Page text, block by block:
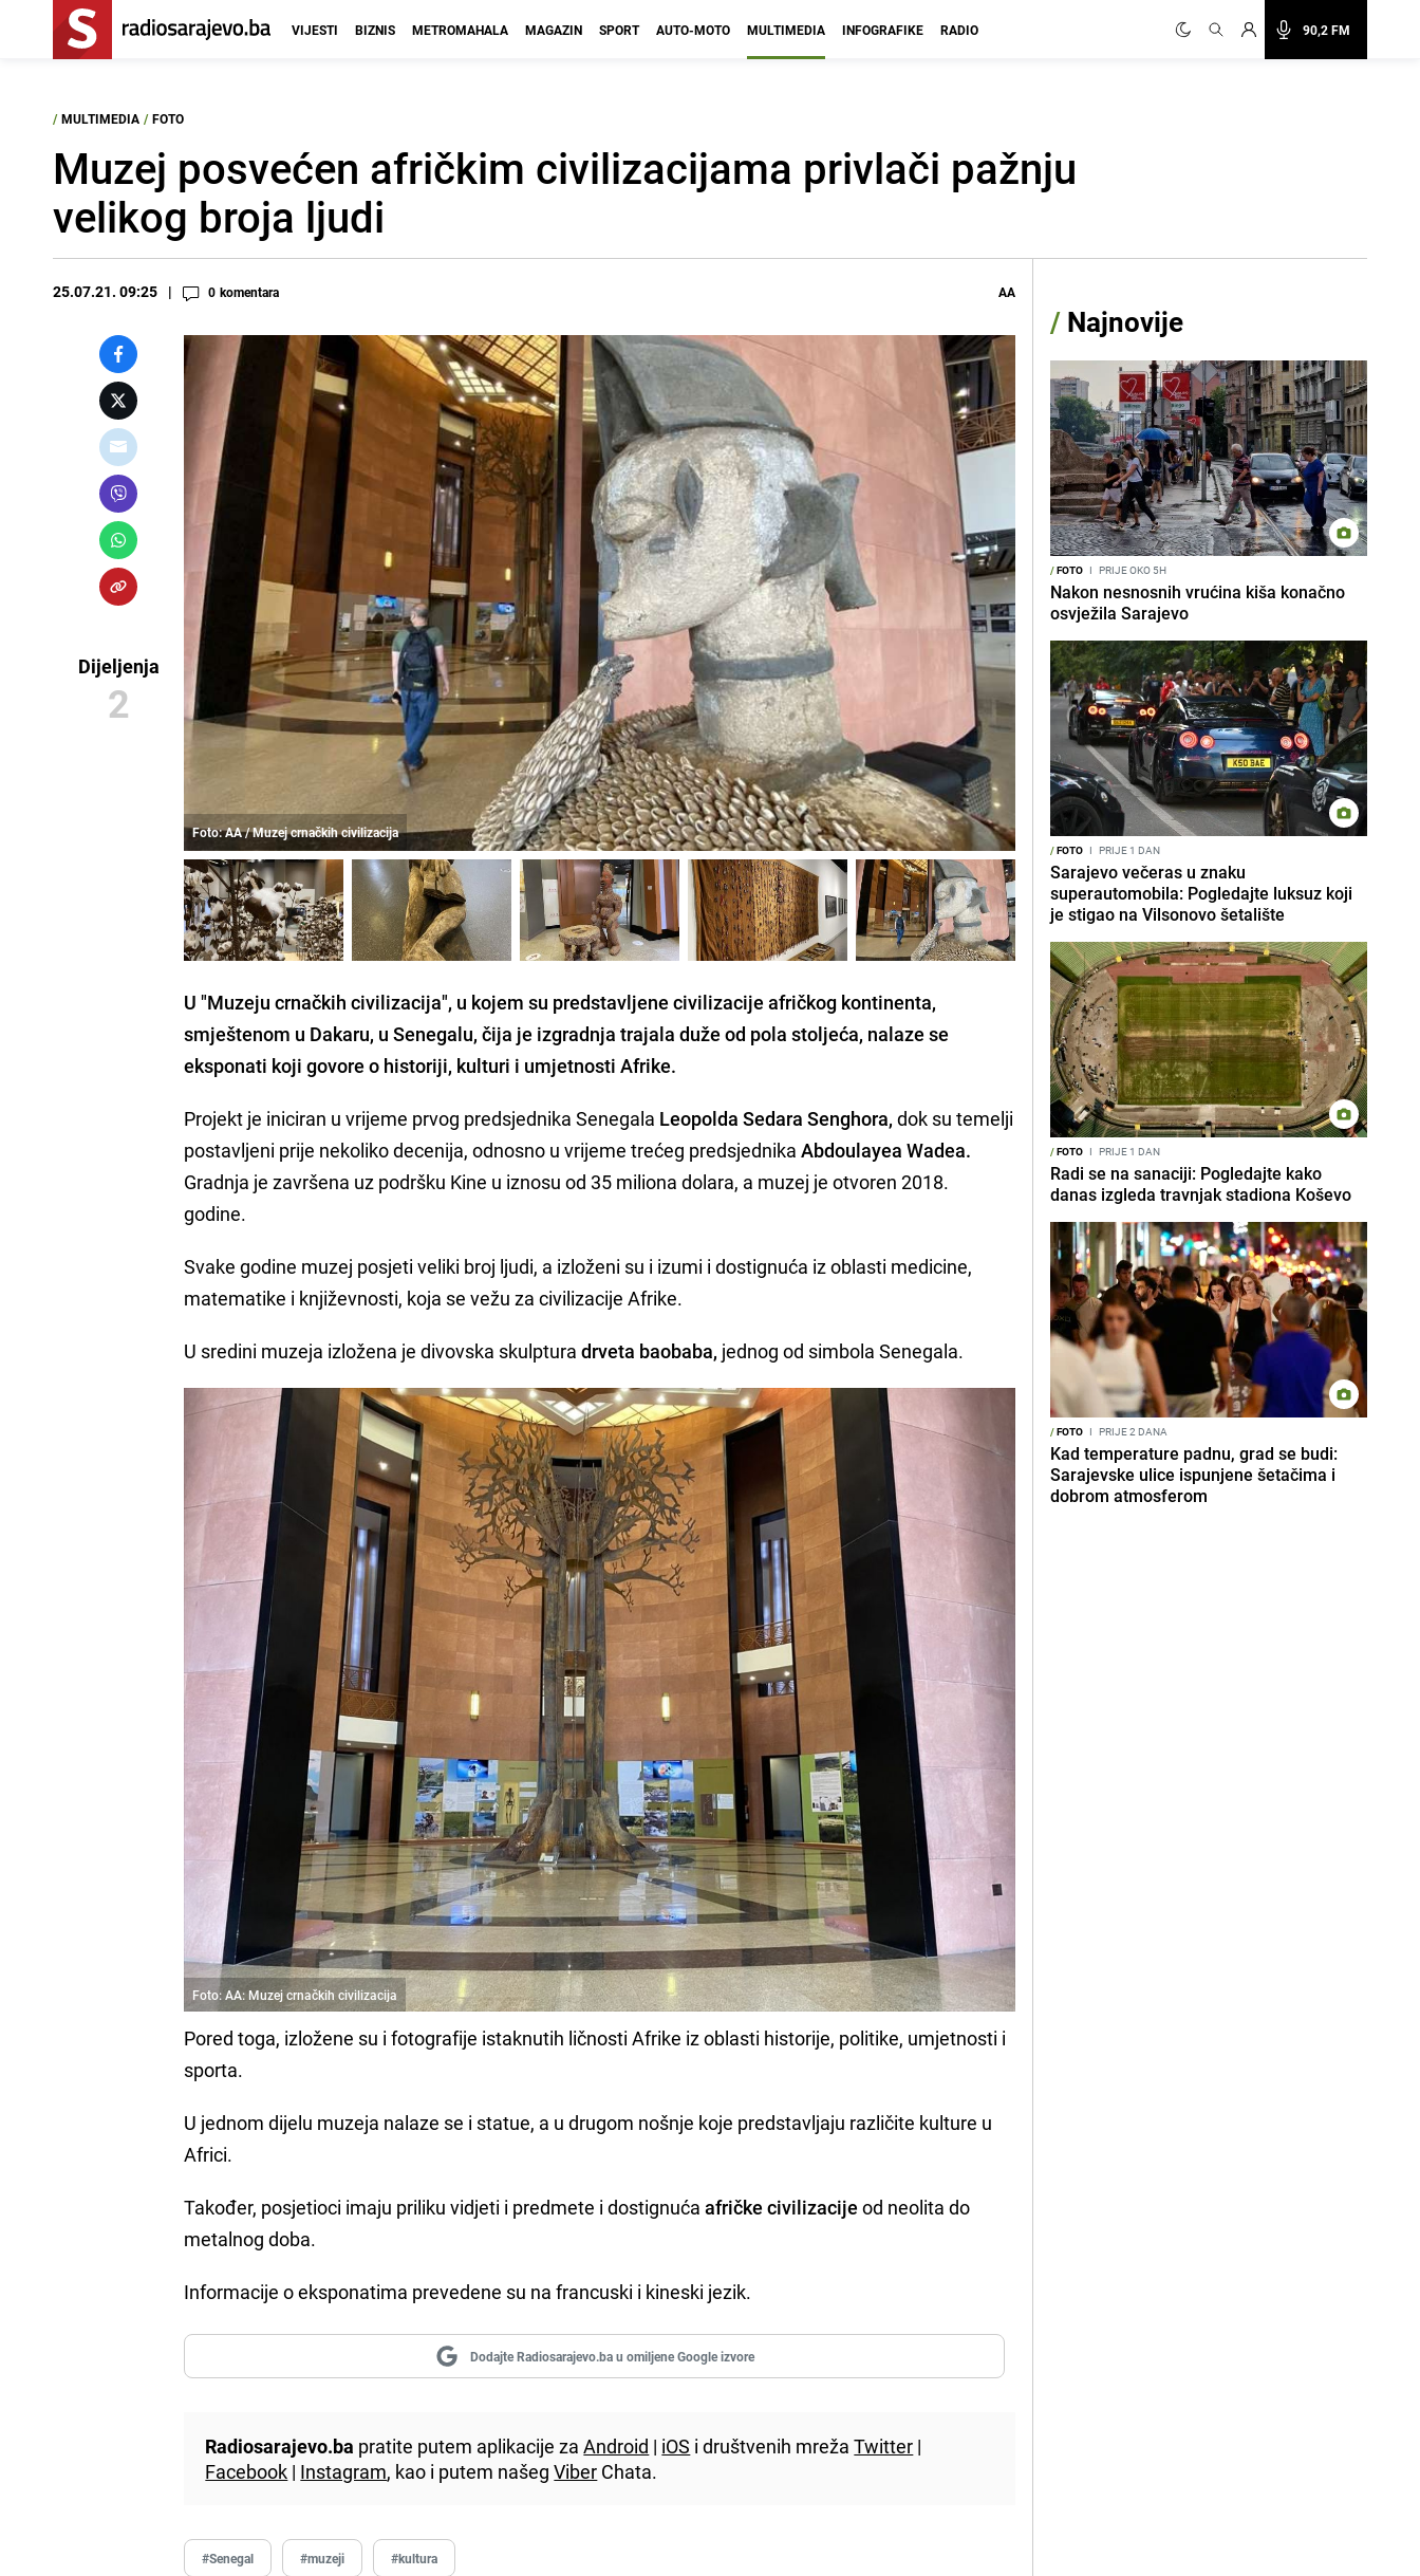
90,2 FM
VIJESTI BIZNIS METROMAHALA MAGAZIN SPORT AUTO-MOTO MULTIMEDIA INFOGRAFIKE RADIO
/ MULTIMEDIA / FOTO
Muzej posvećen afričkim civilizacijama privlači pažnju
velikog broja ljudi
25.07.21. 09:25 0 komentara AA
Dijeljenja
2
Foto: AA / Muzej crnačkih civilizacija
U "Muzeju crnačkih civilizacija", u kojem su predstavljene civilizacije afričkog kontinenta,
smještenom u Dakaru, u Senegalu, čija je izgradnja trajala duže od pola stoljeća, nalaze se
eksponati koji govore o historiji, kulturi i umjetnosti Afrike.
Projekt je iniciran u vrijeme prvog predsjednika Senegala Leopolda Sedara Senghora, dok su temelji
postavljeni prije nekoliko decenija, odnosno u vrijeme trećeg predsjednikaAbdoulayea Wadea.
Gradnja je završena uz podršku Kine u iznosu od 35 miliona dolara, a muzej je otvoren 2018.
godine.
Svake godine muzej posjeti veliki broj ljudi, a izloženi su i izumi i dostignuća iz oblasti medicine,
matematike i književnosti, koja se vežu za civilizacije Afrike.
U sredini muzeja izložena je divovska skulpturadrveta baobaba, jednog od simbola Senegala.
Foto: AA: Muzej crnačkih civilizacija
Pored toga, izložene su i fotografije istaknutih ličnosti Afrike iz oblasti historije, politike, umjetnosti i
sporta.
U jednom dijelu muzeja nalaze se i statue, a u drugom nošnje koje predstavljaju različite kulture u
Africi.
Također, posjetioci imaju priliku vidjeti i predmete i dostignuća afričke civilizacije od neolita do
metalnog doba.
Informacije o eksponatima prevedene su na francuski i kineski jezik.
Dodajte Radiosarajevo.ba u omiljene Google izvore
Radiosarajevo.ba pratite putem aplikacije zaAndroid | iOS i društvenih mrežaTwitter |
Facebook | Instagram, kao i putem našegViber Chata.
#Senegal #muzeji #kultura
/ Najnovije
/FOTO I PRIJE OKO 5H
Nakon nesnosnih vrućina kiša konačno
osvježila Sarajevo
/FOTO I PRIJE 1 DAN
Sarajevo večeras u znaku
superautomobila: Pogledajte luksuz koji
je stigao na Vilsonovo šetalište
/FOTO I PRIJE 1 DAN
Radi se na sanaciji: Pogledajte kako
danas izgleda travnjak stadiona Koševo
/FOTO I PRIJE 2 DANA
Kad temperature padnu, grad se budi:
Sarajevske ulice ispunjene šetačima i
dobrom atmosferom